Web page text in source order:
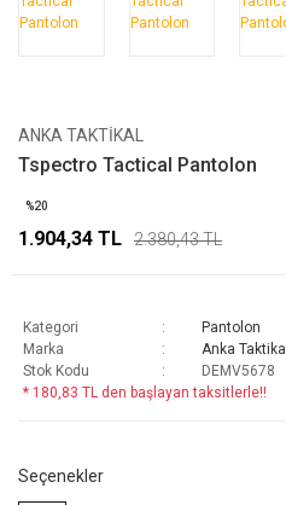
ANKA TAKTIKAL
Tspectro Tactical Pantolon
%20
1.904,34 TL 2.380,43 TL
Kategori
Pantolon
Marka
Anka Taktikal
Stok Kodu
DEMV5678
* 180,83 TL den başlayan taksitlerle!!
Seçenekler